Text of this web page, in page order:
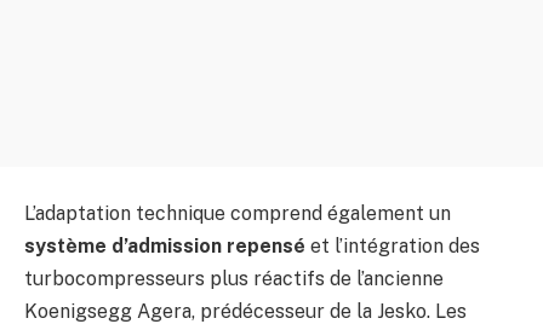
L’adaptation technique comprend également un
système d’admission repensé et l’intégration des
turbocompresseurs plus réactifs de l’ancienne
Koenigsegg Agera, prédécesseur de la Jesko. Les